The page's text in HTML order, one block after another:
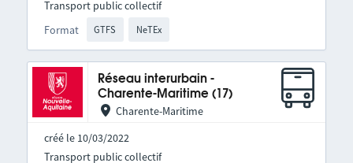
Format GTFS NeTEx
Transport public collectif
Réseau interurbain -
Charente-Maritime (17)
Charente-Maritime
créé le 10/03/2022
Transport public collectif